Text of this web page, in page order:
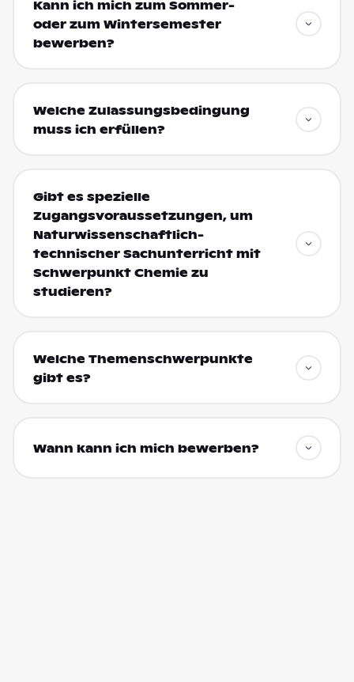
Kann ich mich zum Sommer-
oder zum Wintersemester
bewerben?
Welche Zulassungsbedingung
muss ich erfüllen?
Gibt es spezielle
Zugangsvoraussetzungen, um
Naturwissenschaftlich-
technischer Sachunterricht mit
Schwerpunkt Chemie zu
studieren?
Welche Themenschwerpunkte
gibt es?
Wann kann ich mich bewerben?